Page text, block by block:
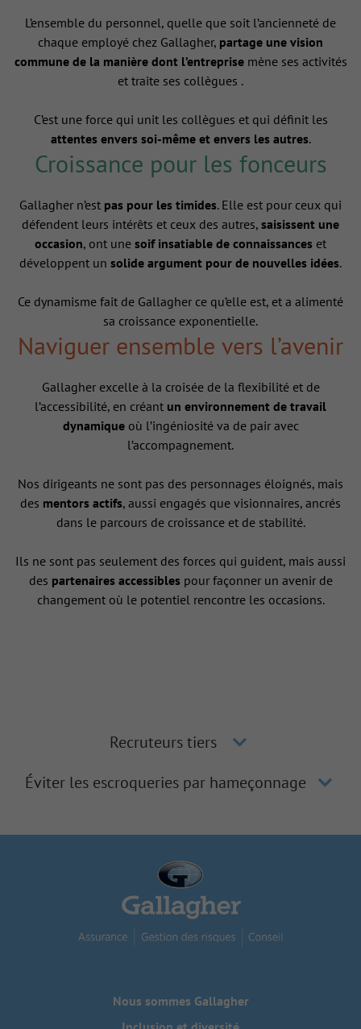
L’ensemble du personnel, quelle que soit l’ancienneté de
chaque employé chez Gallagher, partage une vision
commune de la manière dont l’entreprisemène ses activités
et traite ses collègues .
C’est une force qui unit les collègues et qui définit les
attentes envers soi-même et envers les autres.
Croissance pour les fonceurs
Gallagher n’est pas pour les timides. Elle est pour ceux qui
défendent leurs intérêts et ceux des autres, saisissent une
occasion, ont une soif insatiable de connaissances et
développent un solide argument pour de nouvelles idées.
Ce dynamisme fait de Gallagher ce qu’elle est, et a alimenté
sa croissance exponentielle.
Naviguer ensemble vers l’avenir
Gallagher excelle à la croisée de la flexibilité et de
l’accessibilité, en créant un environnement de travail
dynamique où l’ingéniosité va de pair avec
l’accompagnement.
Nos dirigeants ne sont pas des personnages éloignés, mais
des mentors actifs, aussi engagés que visionnaires, ancrés
dans le parcours de croissance et de stabilité.
Ils ne sont pas seulement des forces qui guident, mais aussi
des partenaires accessiblespour façonner un avenir de
changement où le potentiel rencontre les occasions.
Recruteurs tiers
Éviter les escroqueries par hameçonnage
Nous sommes Gallagher